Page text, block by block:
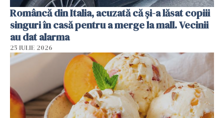
Româncă din Italia, acuzată că și-a lăsat copiii
singuri în casă pentru a merge la mall. Vecinii
au dat alarma
25 IULIE 2026